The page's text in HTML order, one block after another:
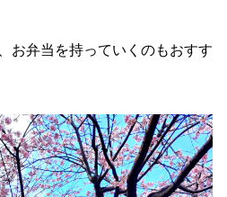
お弁当を持っていくのもおすす